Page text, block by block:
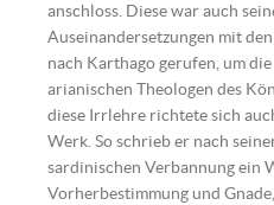
anschloss. Diese war auch
Auseinandersetzungen mit
nach Karthago gerufen, um
arianischen Theologen des
diese Irrlehre richtete sich
Werk. So schrieb er nach
sardinischen Verbannung ein
Vorherbestimmung und